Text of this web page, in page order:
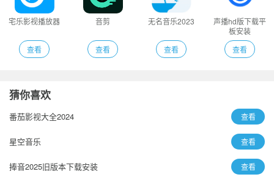
宅乐影视播放器
查看
音剪
查看
无名音乐2023
查看
声播hd版下载平
板安装
查看
猜你喜欢
番茄影视大全2024 查看
星空音乐 查看
捧音2025旧版本下载安装 查看